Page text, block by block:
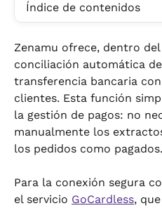
Índice de contenidos
Zenamu ofrece, dentro del
conciliación automática
transferencia bancaria
clientes. Esta función
la gestión de pagos: no
manualmente los
los pedidos como pagados.
Para la conexión segura
el servicio GoCardless,